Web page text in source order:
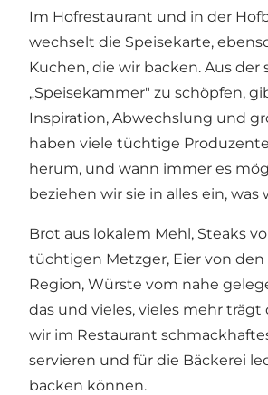
Im Hofrestaurant und in der
wechselt die Speisekarte,
Kuchen, die wir backen. Aus der
„Speisekammer" zu schöpfen,
Inspiration, Abwechslung und
haben viele tüchtige
herum, und wann immer es
beziehen wir sie in alles ein, was
Brot aus lokalem Mehl, Steaks
tüchtigen Metzger, Eier von
Region, Würste vom nahe
das und vieles, vieles mehr trägt
wir im Restaurant
servieren und für die Bäckerei
backen können.